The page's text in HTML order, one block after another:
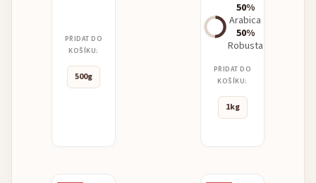
PŘIDAT DO
KOŠÍKU:
500g
50%
Arabica
50%
Robusta
PŘIDAT DO
KOŠÍKU:
1kg